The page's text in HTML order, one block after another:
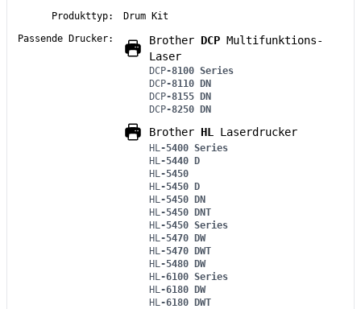
Produkttyp:
Drum Kit
Passende Drucker:
Brother DCP Multifunktions-
Laser
DCP-8100 Series
DCP-8110 DN
DCP-8155 DN
DCP-8250 DN
Brother HL Laserdrucker
HL -5400 Series
HL -5440 D
HL -5450
HL -5450 D
HL -5450 DN
HL -5450 DNT
HL -5450 Series
HL -5470 DW
HL -5470 DWT
HL -5480 DW
HL -6100 Series
HL -6180 DW
HL -6180 DWT